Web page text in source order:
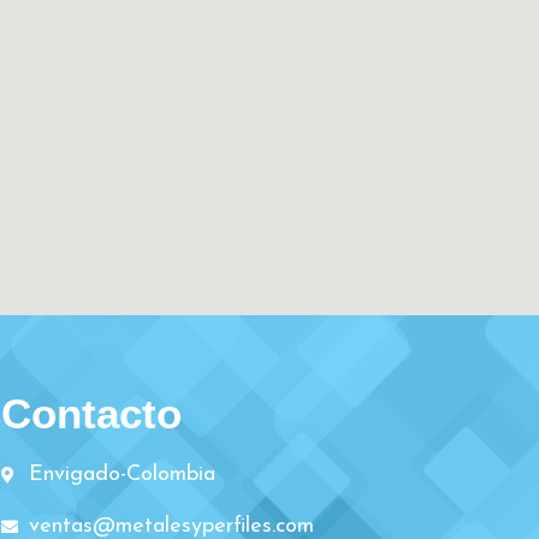
Contacto
Envigado-Colombia
ventas@metalesyperfiles.com